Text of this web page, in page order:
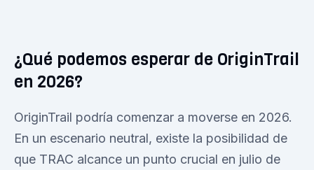
¿Qué podemos esperar de OriginTrail
en 2026?
OriginTrail podría comenzar a moverse en 2026.
En un escenario neutral, existe la posibilidad de
que TRAC alcance un punto crucial en julio de